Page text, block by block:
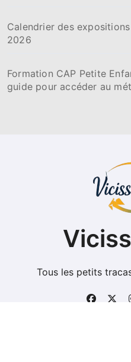
Calendrier des
2026
Formation CAP Petite
guide pour accéder au
Tous les petits